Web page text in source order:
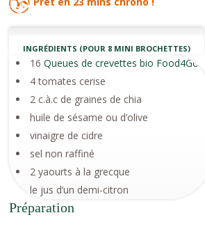
INGRÉDIENTS (POUR 8 MINI BROCHETTES)
16Queues de crevettes bio Food4Good
4 tomates cerise
2 c.à.c de graines de chia
huile de sésame ou d’olive
vinaigre de cidre
sel non raffiné
2 yaourts à la grecque
le jus d’un demi-citron
Préparation